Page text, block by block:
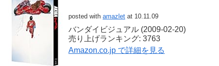
posted with amazlet at 10.11.09
バンダイビジュアル (2009-02-20)
売り上げランキング: 3763
Amazon.co.jp で詳細を見る